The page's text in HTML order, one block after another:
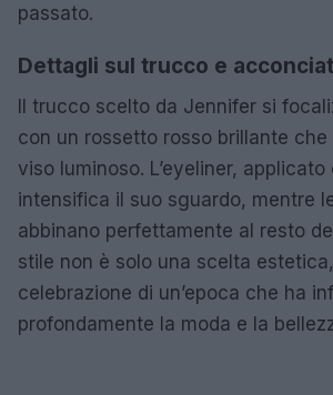
passato.
Dettagli sul trucco e
Il trucco scelto da Jennifer si
con un rossetto rosso brillante
viso luminoso. L’eyeliner,
intensifica il suo sguardo, mentre
abbinano perfettamente al resto
stile non è solo una scelta
celebrazione di un’epoca che ha
profondamente la moda e la